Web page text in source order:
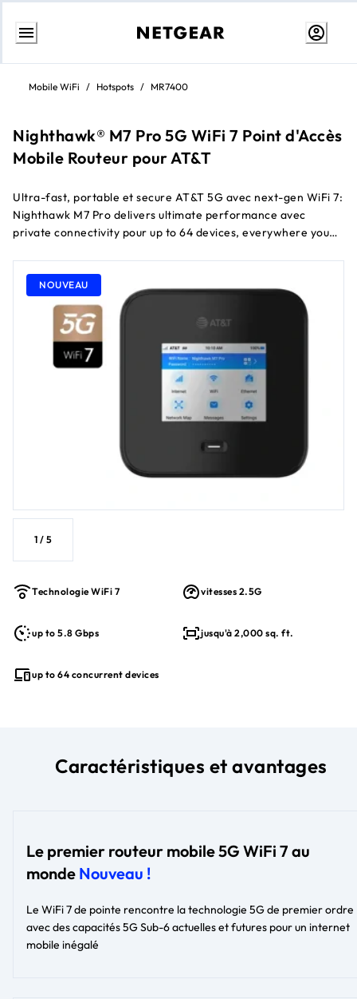
Aller
contenuMobile WiFi / Hotspots / MR7400
Nighthawk® M7 Pro 5G WiFi 7 Point d'Accès
Mobile Routeur pour AT&T
Ultra-fast, portable et secure AT&T 5G avec next-gen WiFi 7:
Nighthawk M7 Pro delivers ultimate performance avec
private connectivity pour up to 64 devices, everywhere you
NOUVEAU
1 / 5
Technologie WiFi 7 vitesses 2.5G
up to 5.8 Gbps jusqu'à 2,000 sq. ft.
up to 64 concurrent devices
Caractéristiques et avantages
Le premier routeur mobile 5G WiFi 7 au
monde Nouveau !
Le WiFi 7 de pointe rencontre la technologie 5G de premier ordre
avec des capacités 5G Sub-6 actuelles et futures pour un internet
mobile inégalé